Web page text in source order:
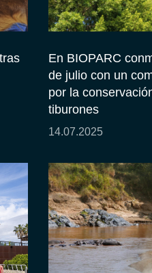
En BIOPARC
de julio con un
por la
tiburones
14.07.2025